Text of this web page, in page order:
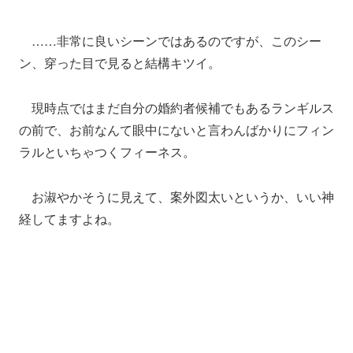
……非常に良いシーンではあるのですが、このシー
ン、穿った目で見ると結構キツイ。
現時点ではまだ自分の婚約者候補でもあるランギルス
の前で、お前なんて眼中にないと言わんばかりにフィン
ラルといちゃつくフィーネス。
お淑やかそうに見えて、案外図太いというか、いい神
経してますよね。